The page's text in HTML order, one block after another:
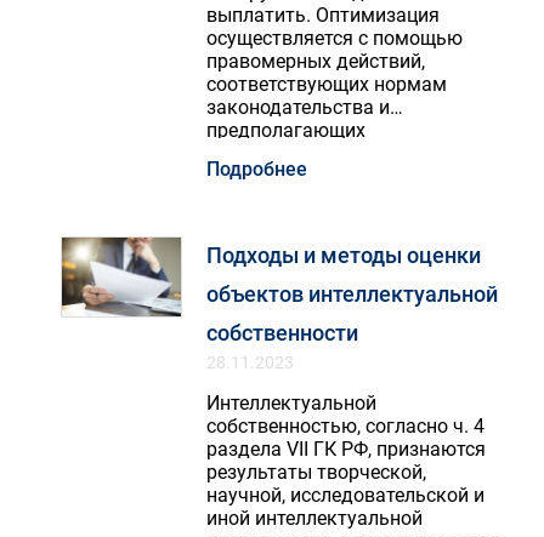
выплатить. Оптимизация
осуществляется с помощью
правомерных действий,
соответствующих нормам
законодательства и
предполагающих
льгот.
Подробнее
Подходы и методы оценки
объектов интеллектуальной
собственности
28.11.2023
Интеллектуальной
собственностью, согласно ч. 4
раздела VII ГК РФ, признаются
результаты творческой,
научной, исследовательской и
иной интеллектуальной